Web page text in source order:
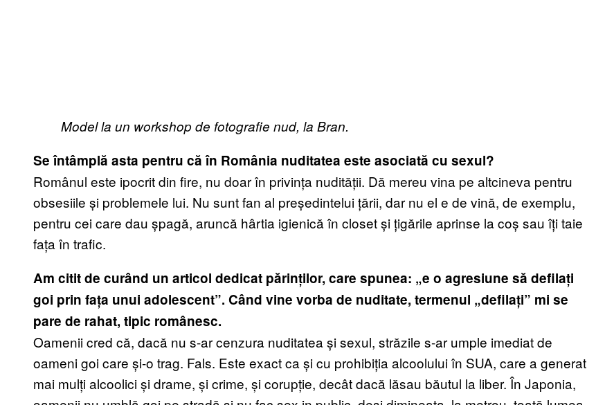
Model la un workshop de fotografie nud, la Bran.
Se întâmplă asta pentru că în România nuditatea este asociată cu sexul?
Românul este ipocrit din fire, nu doar în privința nudității. Dă mereu vina pe altcineva pentru
obsesiile și problemele lui. Nu sunt fan al președintelui țării, dar nu el e de vină, de exemplu,
pentru cei care dau șpagă, aruncă hârtia igienică în closet și țigările aprinse la coș sau îți taie
fața în trafic.
Am citit de curând un articol dedicat părinților, care spunea: „e o agresiune să defilați
goi prin fața unui adolescent”. Când vine vorba de nuditate, termenul „defilați” mi se
pare de rahat, tipic românesc.
Oamenii cred că, dacă nu s-ar cenzura nuditatea și sexul, străzile s-ar umple imediat de
oameni goi care și-o trag. Fals. Este exact ca și cu prohibiția alcoolului în SUA, care a generat
mai mulți alcoolici și drame, și crime, și corupție, decât dacă lăsau băutul la liber. În Japonia,